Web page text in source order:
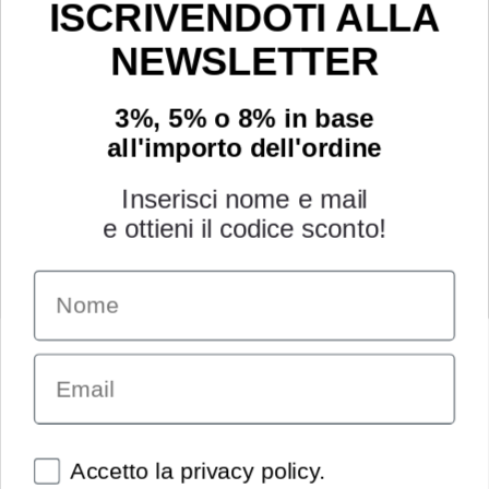
INFORMAZIONI
Chi siamo
Condizioni generali
Garanzia
Richiesta assistenza tecnica
Pagamenti e spedizioni
ISCRIVENDOTI ALLA
NEWSLETTER
3%, 5% o 8% in base
all'importo dell'ordine
Inserisci nome e mail
e ottieni il codice sconto!
Name
Email
Spunte obbligatorie
Accetto la privacy policy.